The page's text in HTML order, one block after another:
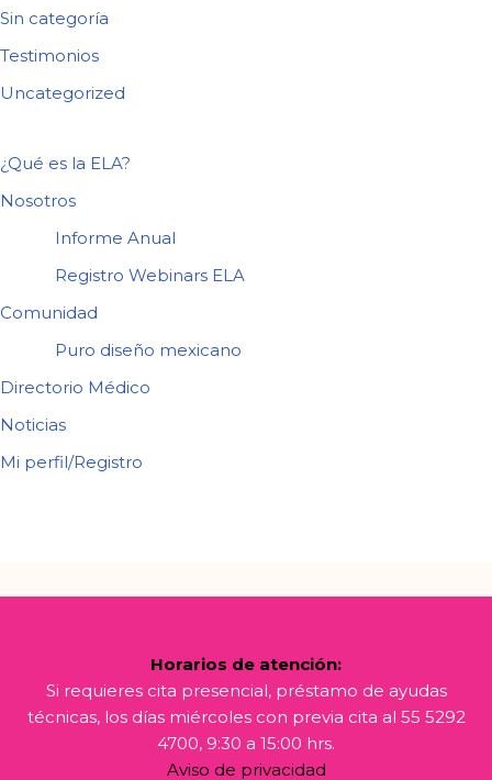
Sin categoría
Testimonios
Uncategorized
¿Qué es la ELA?
Nosotros
Informe Anual
Registro Webinars ELA
Comunidad
Puro diseño mexicano
Directorio Médico
Noticias
Mi perfil/Registro
Horarios de atención:
Si requieres cita presencial, préstamo de ayudas
técnicas, los días miércoles con previa cita al 55 5292
4700, 9:30 a 15:00 hrs.
Aviso de privacidad